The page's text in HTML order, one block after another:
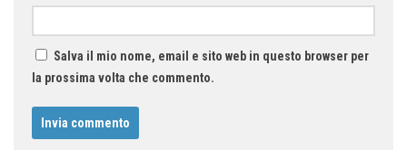
Salva il mio nome, email e sito web in questo browser per
la prossima volta che commento.